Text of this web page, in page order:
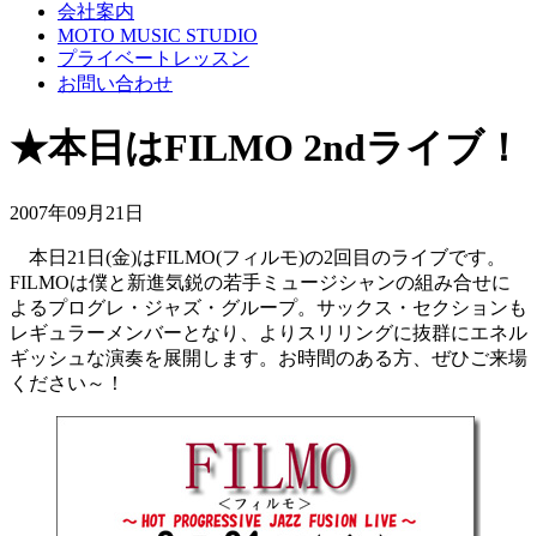
会社案内
MOTO MUSIC STUDIO
プライベートレッスン
お問い合わせ
★本日はFILMO 2ndライブ！
2007年09月21日
本日21日(金)はFILMO(フィルモ)の2回目のライブです。
FILMOは僕と新進気鋭の若手ミュージシャンの組み合せに
よるプログレ・ジャズ・グループ。サックス・セクションも
レギュラーメンバーとなり、よりスリリングに抜群にエネル
ギッシュな演奏を展開します。お時間のある方、ぜひご来場
ください～！